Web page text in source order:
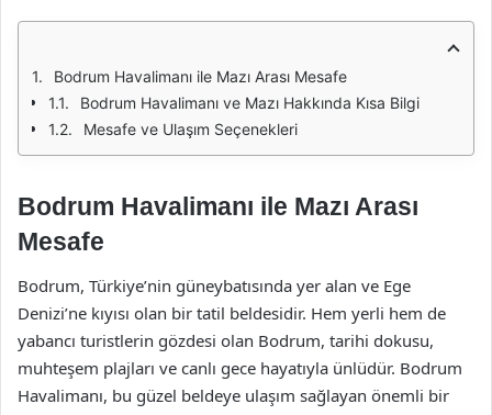
Bodrum Havalimanı ile Mazı Arası Mesafe
Bodrum Havalimanı ve Mazı Hakkında Kısa Bilgi
Mesafe ve Ulaşım Seçenekleri
Bodrum Havalimanı ile Mazı Arası
Mesafe
Bodrum, Türkiye’nin güneybatısında yer alan ve Ege
Denizi’ne kıyısı olan bir tatil beldesidir. Hem yerli hem de
yabancı turistlerin gözdesi olan Bodrum, tarihi dokusu,
muhteşem plajları ve canlı gece hayatıyla ünlüdür. Bodrum
Havalimanı, bu güzel beldeye ulaşım sağlayan önemli bir